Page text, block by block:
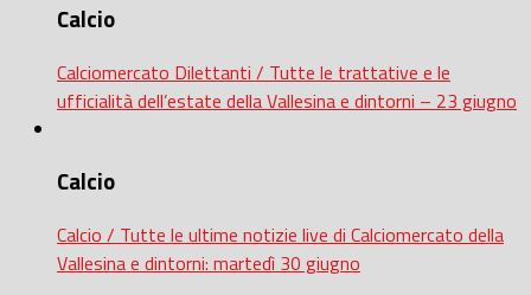
Calcio
Calciomercato Dilettanti / Tutte le trattative e le
ufficialità dell’estate della Vallesina e dintorni – 23 giugno
Calcio
Calcio / Tutte le ultime notizie live di Calciomercato della
Vallesina e dintorni: martedì 30 giugno